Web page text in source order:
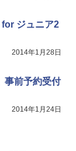
for ジュニア2
2014年1月28日
事前予約受付
2014年1月24日